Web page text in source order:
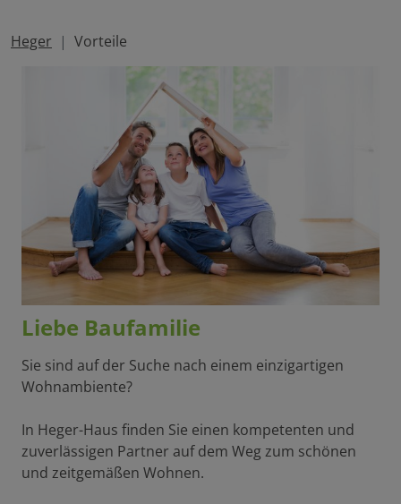
Heger Vorteile
Liebe Baufamilie
Sie sind auf der Suche nach einem einzigartigen
Wohnambiente?
In Heger-Haus finden Sie einen kompetenten und
zuverlässigen Partner auf dem Weg zum schönen
und zeitgemäßen Wohnen.